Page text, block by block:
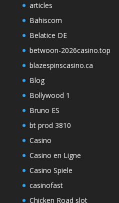
articles
Bahiscom
Belatice DE
betwoon-2026casino.top
blazespinscasino.ca
Blog
Bollywood 1
Bruno ES
bt prod 3810
Casino
Casino en Ligne
Casino Spiele
casinofast
Chicken Road slot